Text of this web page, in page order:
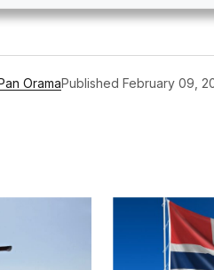
Pan OramaPublished February 09,